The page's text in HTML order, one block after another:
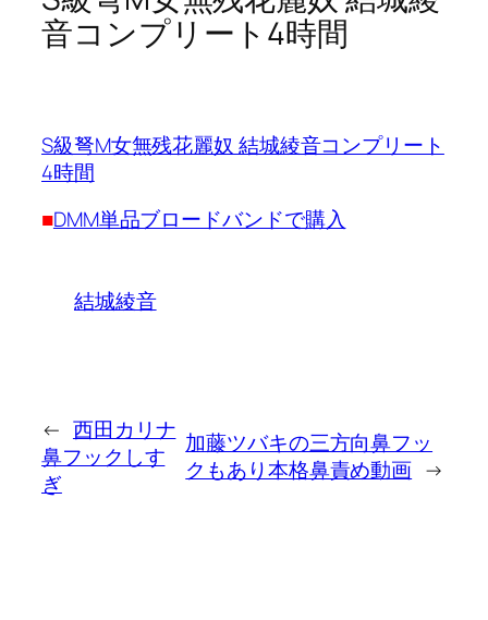
音コンプリート4時間
S級弩M女無残花麗奴 結城綾音コンプリート
4時間
■DMM単品ブロードバンドで購入
結城綾音
← 西田カリナ
鼻フックしす
ぎ
加藤ツバキの三方向鼻フッ
クもあり本格鼻責め動画 →